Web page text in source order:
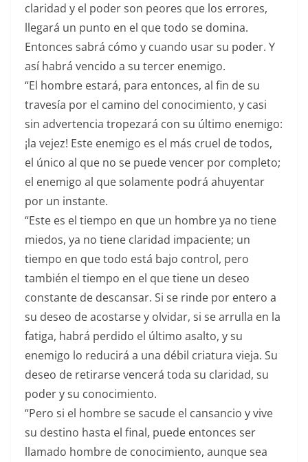
claridad y el poder son peores que los errores,
llegará un punto en el que todo se domina.
Entonces sabrá cómo y cuando usar su poder. Y
así habrá vencido a su tercer enemigo.
“El hombre estará, para entonces, al fin de su
travesía por el camino del conocimiento, y casi
sin advertencia tropezará con su último enemigo:
¡la vejez! Este enemigo es el más cruel de todos,
el único al que no se puede vencer por completo;
el enemigo al que solamente podrá ahuyentar
por un instante.
“Este es el tiempo en que un hombre ya no tiene
miedos, ya no tiene claridad impaciente; un
tiempo en que todo está bajo control, pero
también el tiempo en el que tiene un deseo
constante de descansar. Si se rinde por entero a
su deseo de acostarse y olvidar, si se arrulla en la
fatiga, habrá perdido el último asalto, y su
enemigo lo reducirá a una débil criatura vieja. Su
deseo de retirarse vencerá toda su claridad, su
poder y su conocimiento.
“Pero si el hombre se sacude el cansancio y vive
su destino hasta el final, puede entonces ser
llamado hombre de conocimiento, aunque sea